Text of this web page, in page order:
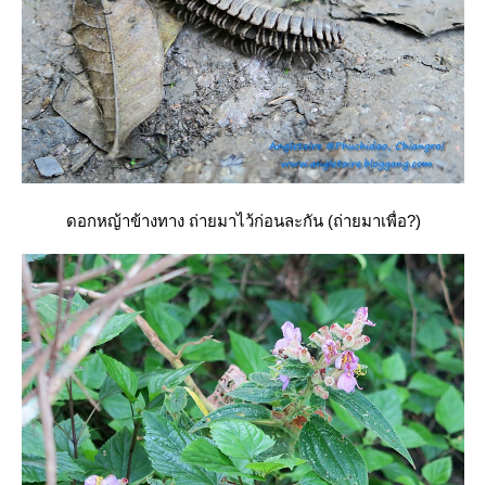
ดอกหญ้าข้างทาง ถ่ายมาไว้ก่อนละกัน (ถ่ายมาเพื่อ?)